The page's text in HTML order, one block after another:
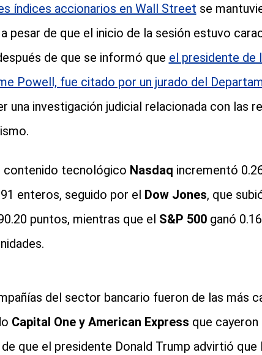
índices accionarios en Wall Street se
pesar de que el inicio de la sesión estuvo
de que se informó que el presidente de
Powell, fue citado por un jurado del
una investigación judicial relacionada con las
contenido tecnológico Nasdaq incrementó
enteros, seguido por el Dow Jones, que
puntos, mientras que el S&P 500ganó
del sector bancario fueron de las más
Capital One y American Express que cayeron
que el presidente Donald Trump advirtió que